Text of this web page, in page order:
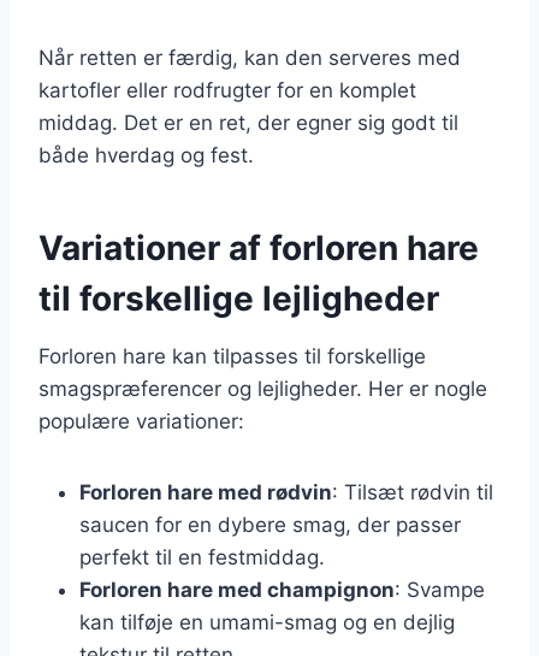
Når retten er færdig, kan den serveres med
kartofler eller rodfrugter for en komplet
middag. Det er en ret, der egner sig godt til
både hverdag og fest.
Variationer af forloren hare
til forskellige lejligheder
Forloren hare kan tilpasses til forskellige
smagspræferencer og lejligheder. Her er nogle
populære variationer:
Forloren hare med rødvin: Tilsæt rødvin til
saucen for en dybere smag, der passer
perfekt til en festmiddag.
Forloren hare med champignon: Svampe
kan tilføje en umami-smag og en dejlig